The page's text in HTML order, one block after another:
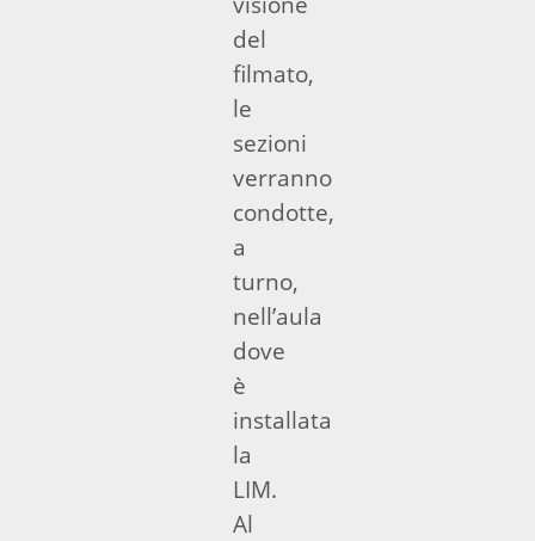
del
filmato,
le
sezioni
verranno
condotte,
a
turno,
nell’aula
dove
è
installata
la
LIM.
Al